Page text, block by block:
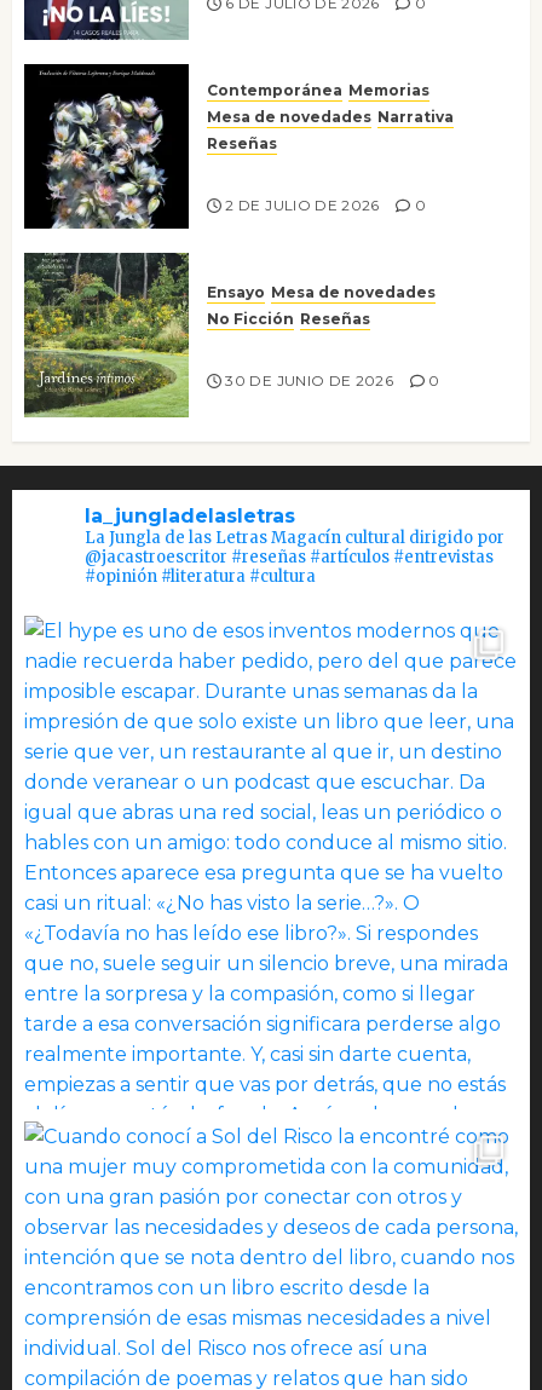
Contemporánea Memorias
Mesa de novedades Narrativa
Reseñas
2 DE JULIO DE 2026 0
Ensayo Mesa de novedades
No Ficción Reseñas
30 DE JUNIO DE 2026 0
la_jungladelasletras
La Jungla de las Letras Magacín cultural dirigido por
@jacastroescritor #reseñas #artículos #entrevistas
#opinión #literatura #cultura